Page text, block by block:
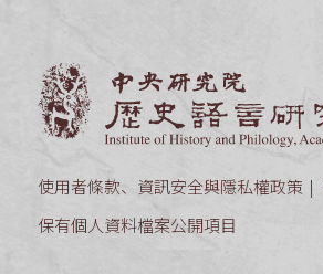
使用者條款、資訊安全與隱私權政策
保有個人資料檔案公開項目